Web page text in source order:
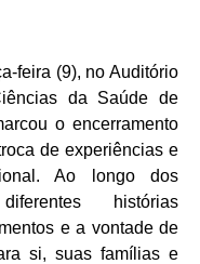
feira (9), no Auditório
da Saúde de
o encerramento
de experiências e
Ao longo dos
histórias
e a vontade de
si, suas famílias e